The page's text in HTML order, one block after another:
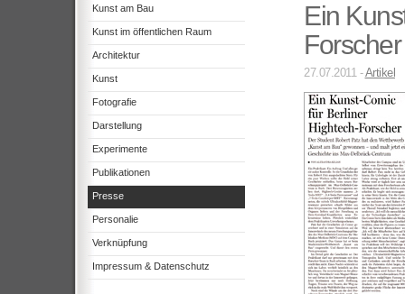
Kunst am Bau
Kunst im öffentlichen Raum
Architektur
Kunst
Fotografie
Darstellung
Experimente
Publikationen
Presse
Personalie
Verknüpfung
Impressum & Datenschutz
Ein
Forscher
27.07.2011 -Artikel